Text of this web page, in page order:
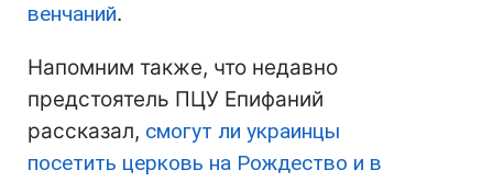
венчаний.
Напомним также, что недавно
предстоятель ПЦУ Епифаний
рассказал, смогут ли украинцы
посетить церковь на Рождество и в